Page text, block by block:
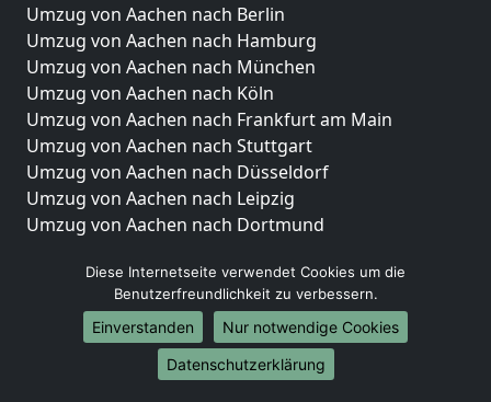
Umzug von Aachen nach Berlin
Umzug von Aachen nach Hamburg
Umzug von Aachen nach München
Umzug von Aachen nach Köln
Umzug von Aachen nach Frankfurt am Main
Umzug von Aachen nach Stuttgart
Umzug von Aachen nach Düsseldorf
Umzug von Aachen nach Leipzig
Umzug von Aachen nach Dortmund
Umzug von Aachen nach Bremen
Umzug von Aachen nach Dresden
Umzug von Aachen nach Hannover
Umzug von Aachen nach Nürnberg
Umzug von Aachen nach Duisburg
Diese Internetseite verwendet Cookies um die
Benutzerfreundlichkeit zu verbessern.
Einverstanden
Nur notwendige Cookies
Datenschutzerklärung